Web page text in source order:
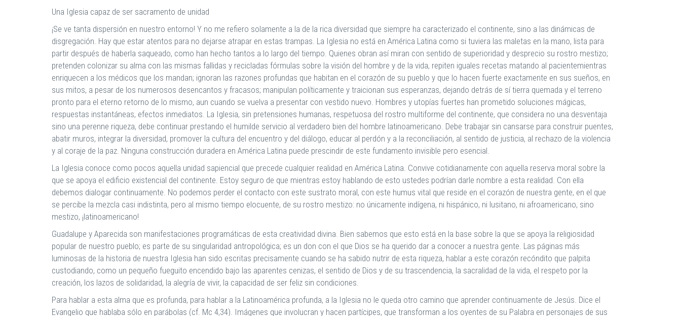
Una Iglesia capaz de ser sacramento de unidad
¡Se ve tanta dispersión en nuestro entorno! Y no me refiero solamente a la de la rica diversidad que siempre ha caracterizado el continente, sino a las dinámicas de
disgregación. Hay que estar atentos para no dejarse atrapar en estas trampas. La Iglesia no está en América Latina como si tuviera las maletas en la mano, lista para
partir después de haberla saqueado, como han hecho tantos a lo largo del tiempo. Quienes obran así miran con sentido de superioridad y desprecio su rostro mestizo;
pretenden colonizar su alma con las mismas fallidas y recicladas fórmulas sobre la visión del hombre y de la vida, repiten iguales recetas matando al pacientemientras
enriquecen a los médicos que los mandan; ignoran las razones profundas que habitan en el corazón de su pueblo y que lo hacen fuerte exactamente en sus sueños, en
sus mitos, a pesar de los numerosos desencantos y fracasos; manipulan políticamente y traicionan sus esperanzas, dejando detrás de sí tierra quemada y el terreno
pronto para el eterno retorno de lo mismo, aun cuando se vuelva a presentar con vestido nuevo. Hombres y utopías fuertes han prometido soluciones mágicas,
respuestas instantáneas, efectos inmediatos. La Iglesia, sin pretensiones humanas, respetuosa del rostro multiforme del continente, que considera no una desventaja
sino una perenne riqueza, debe continuar prestando el humilde servicio al verdadero bien del hombre latinoamericano. Debe trabajar sin cansarse para construir puentes,
abatir muros, integrar la diversidad, promover la cultura del encuentro y del diálogo, educar al perdón y a la reconciliación, al sentido de justicia, al rechazo de la violencia
y al coraje de la paz. Ninguna construcción duradera en América Latina puede prescindir de este fundamento invisible pero esencial.
La Iglesia conoce como pocos aquella unidad sapiencial que precede cualquier realidad en América Latina. Convive cotidianamente con aquella reserva moral sobre la
que se apoya el edificio existencial del continente. Estoy seguro de que mientras estoy hablando de esto ustedes podrían darle nombre a esta realidad. Con ella
debemos dialogar continuamente. No podemos perder el contacto con este sustrato moral, con este humus vital que reside en el corazón de nuestra gente, en el que
se percibe la mezcla casi indistinta, pero al mismo tiempo elocuente, de su rostro mestizo: no únicamente indígena, ni hispánico, ni lusitano, ni afroamericano, sino
mestizo, ¡latinoamericano!
Guadalupe y Aparecida son manifestaciones programáticas de esta creatividad divina. Bien sabemos que esto está en la base sobre la que se apoya la religiosidad
popular de nuestro pueblo; es parte de su singularidad antropológica; es un don con el que Dios se ha querido dar a conocer a nuestra gente. Las páginas más
luminosas de la historia de nuestra Iglesia han sido escritas precisamente cuando se ha sabido nutrir de esta riqueza, hablar a este corazón recóndito que palpita
custodiando, como un pequeño fueguito encendido bajo las aparentes cenizas, el sentido de Dios y de su trascendencia, la sacralidad de la vida, el respeto por la
creación, los lazos de solidaridad, la alegría de vivir, la capacidad de ser feliz sin condiciones.
Para hablar a esta alma que es profunda, para hablar a la Latinoamérica profunda, a la Iglesia no le queda otro camino que aprender continuamente de Jesús. Dice el
Evangelio que hablaba sólo en parábolas (cf. Mc 4,34). Imágenes que involucran y hacen partícipes, que transforman a los oyentes de su Palabra en personajes de sus